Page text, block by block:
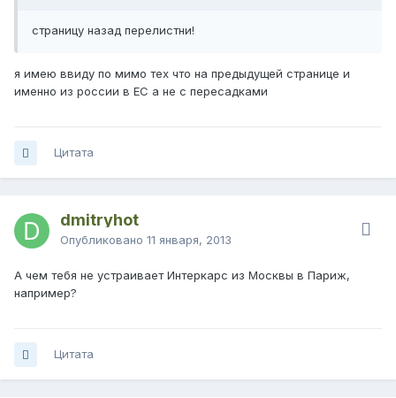
страницу назад перелистни!
я имею ввиду по мимо тех что на предыдущей странице и
именно из россии в ЕС а не с пересадками
Цитата
dmitryhot
Опубликовано 11 января, 2013
А чем тебя не устраивает Интеркарс из Москвы в Париж,
например?
Цитата